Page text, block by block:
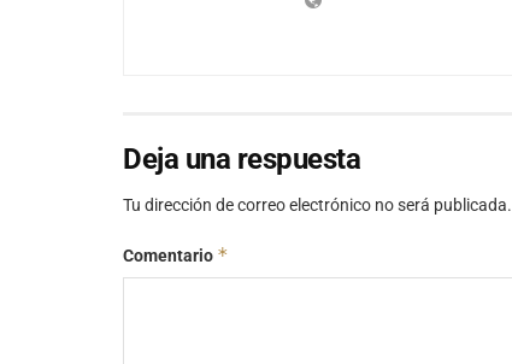
Deja una respuesta
Tu dirección de correo electrónico no será publicada.
Comentario *